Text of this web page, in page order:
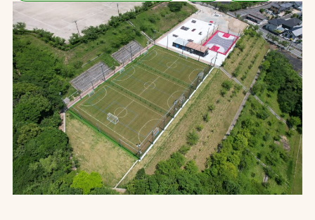
お問合せ
お取引先の皆様へ
プライバシーポリシー
ソーシャルメディアポリシー
Instagram
FacebookYouTube